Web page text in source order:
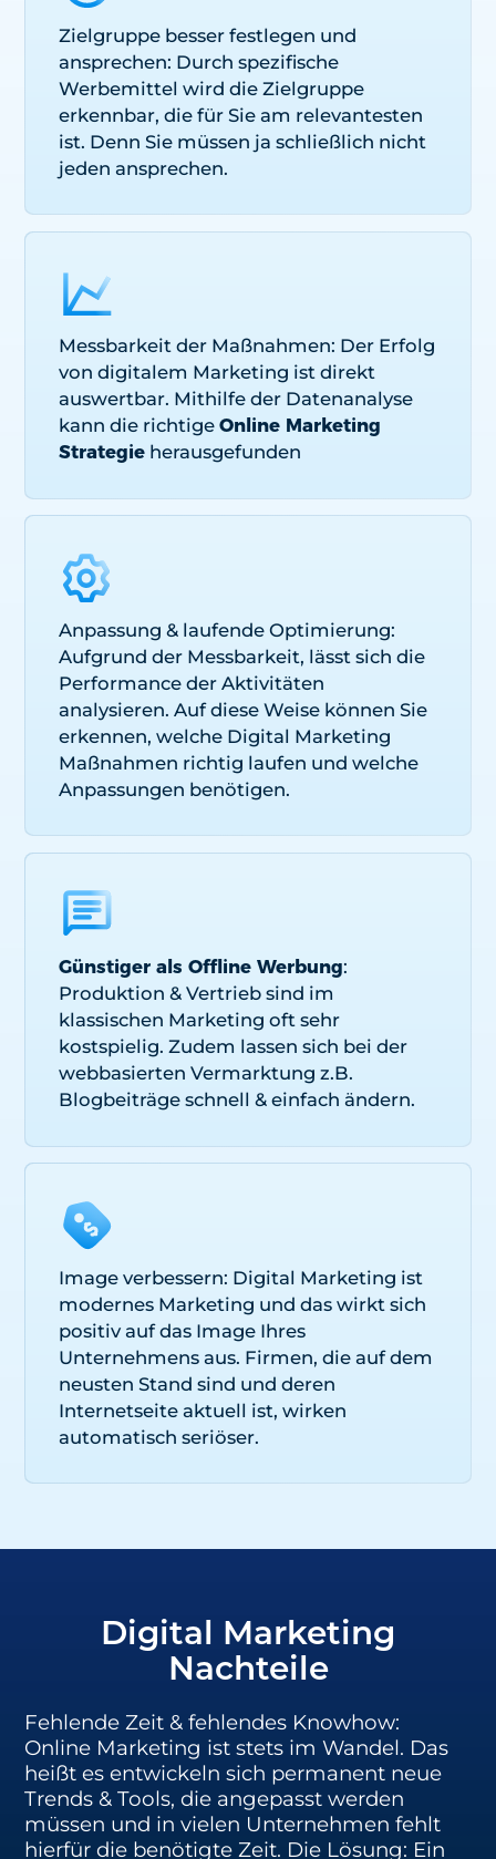
Zielgruppe besser festlegen und
ansprechen: Durch spezifische
Werbemittel wird die Zielgruppe
erkennbar, die für Sie am relevantesten
ist. Denn Sie müssen ja schließlich nicht
jeden ansprechen.
Messbarkeit der Maßnahmen: Der Erfolg
von digitalem Marketing ist direkt
auswertbar. Mithilfe der Datenanalyse
kann die richtige Online Marketing
Strategieherausgefunden
Anpassung & laufende Optimierung:
Aufgrund der Messbarkeit, lässt sich die
Performance der Aktivitäten
analysieren. Auf diese Weise können Sie
erkennen, welche Digital Marketing
Maßnahmen richtig laufen und welche
Anpassungen benötigen.
Günstiger als Offline Werbung:
Produktion & Vertrieb sind im
klassischen Marketing oft sehr
kostspielig. Zudem lassen sich bei der
webbasierten Vermarktung z.B.
Blogbeiträge schnell & einfach ändern.
Image verbessern: Digital Marketing ist
modernes Marketing und das wirkt sich
positiv auf das Image Ihres
Unternehmens aus. Firmen, die auf dem
neusten Stand sind und deren
Internetseite aktuell ist, wirken
automatisch seriöser.
Digital Marketing
Nachteile
Fehlende Zeit & fehlendes Knowhow:
Online Marketing ist stets im Wandel. Das
heißt es entwickeln sich permanent neue
Trends & Tools, die angepasst werden
müssen und in vielen Unternehmenfehlt
hierfürdie benötigte Zeit. Die Lösung: Ein